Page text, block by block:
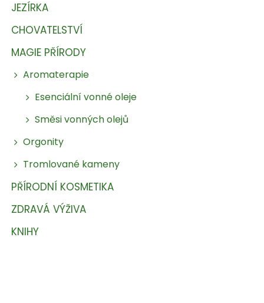
JEZÍRKA
CHOVATELSTVÍ
MAGIE PŘÍRODY
Aromaterapie
Esenciální vonné oleje
Směsi vonných olejů
Orgonity
Tromlované kameny
PŘÍRODNÍ KOSMETIKA
ZDRAVÁ VÝŽIVA
KNIHY